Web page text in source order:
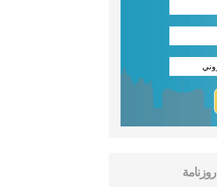
روزنامة